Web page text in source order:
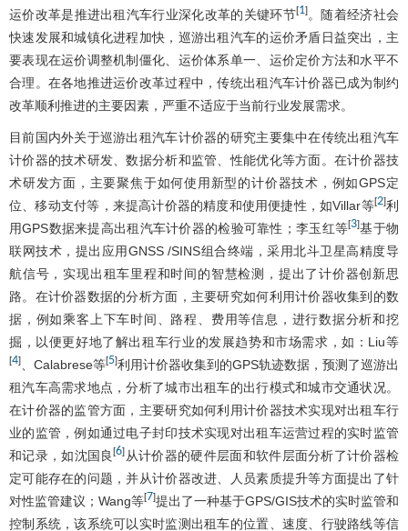
运价改革是推进出租汽车行业深化改革的关键环节[1]。随着经济社会
快速发展和城镇化进程加快，巡游出租汽车的运价矛盾日益突出，主
要表现在运价调整机制僵化、运价体系单一、运价定价方法和水平不
合理。在各地推进运价改革过程中，传统出租汽车计价器已成为制约
改革顺利推进的主要因素，严重不适应于当前行业发展需求。
目前国内外关于巡游出租汽车计价器的研究主要集中在传统出租汽车
计价器的技术研发、数据分析和监管、性能优化等方面。在计价器技
术研发方面，主要聚焦于如何使用新型的计价器技术，例如GPS定
位、移动支付等，来提高计价器的精度和使用便捷性，如Villar等[2]利
用GPS数据来提高出租汽车计价器的检验可靠性；李玉红等[3]基于物
联网技术，提出应用GNSS /SINS组合终端，采用北斗卫星高精度导
航信号，实现出租车里程和时间的智慧检测，提出了计价器创新思
路。在计价器数据的分析方面，主要研究如何利用计价器收集到的数
据，例如乘客上下车时间、路程、费用等信息，进行数据分析和挖
掘，以便更好地了解出租车行业的发展趋势和市场需求，如：Liu等
[4] 、Calabrese等[5]利用计价器收集到的GPS轨迹数据，预测了巡游出
租汽车高需求地点，分析了城市出租车的出行模式和城市交通状况。
在计价器的监管方面，主要研究如何利用计价器技术实现对出租车行
业的监管，例如通过电子封印技术实现对出租车运营过程的实时监管
和记录，如沈国良[6] 从计价器的硬件层面和软件层面分析了计价器检
定可能存在的问题，并从计价器改进、人员素质提升等方面提出了针
对性监管建议；Wang等[7]提出了一种基于GPS/GIS技术的实时监管和
控制系统，该系统可以实时监测出租车的位置、速度、行驶路线等信